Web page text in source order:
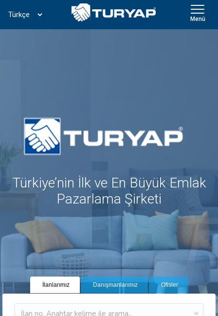
Menü
Türkiye’nin İlk ve En Büyük Emlak
Pazarlama Şirketi
İlanlarımız Danışmanlarımız Ofisler